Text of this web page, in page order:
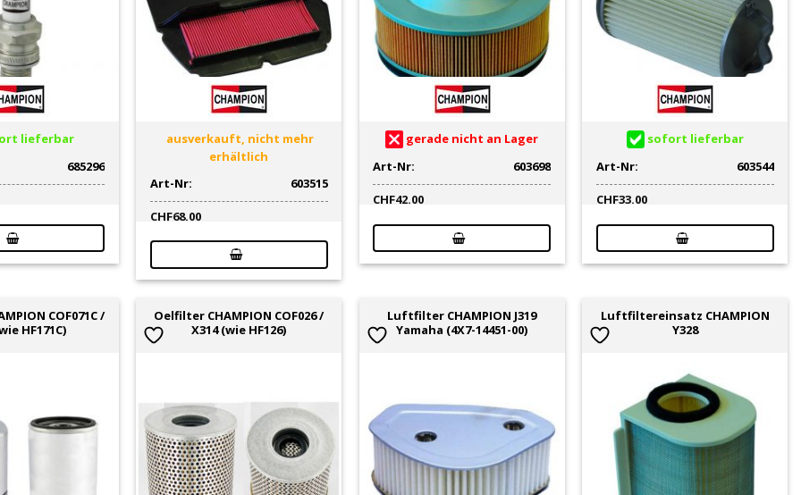
lieferbar
685296
ausverkauft, nicht mehr
erhältlich
Art-Nr:
603515
CHF68.00
gerade nicht an Lager
Art-Nr:
603698
CHF42.00
sofort lieferbar
Art-Nr:
603544
CHF33.00
COF071C /
HF171C)
Oelfilter CHAMPION COF026 /
X314 (wie HF126)
Luftfilter CHAMPION J319
Yamaha (4X7-14451-00)
Luftfiltereinsatz CHAMPION
Y328